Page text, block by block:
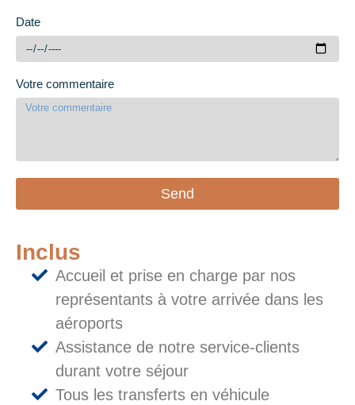
Date
Votre commentaire
Send
Inclus
Accueil et prise en charge par nos
représentants à votre arrivée dans les
aéroports
Assistance de notre service-clients
durant votre séjour
Tous les transferts en véhicule